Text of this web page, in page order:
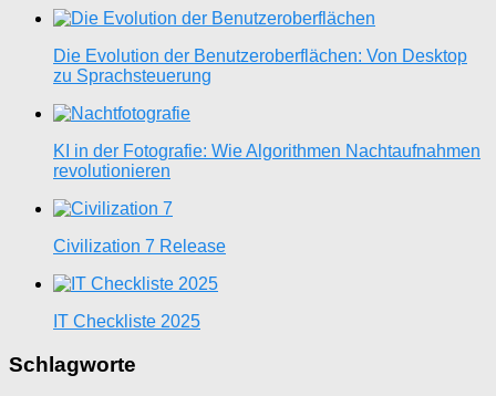
Die Evolution der Benutzeroberflächen: Von Desktop
zu Sprachsteuerung
KI in der Fotografie: Wie Algorithmen Nachtaufnahmen
revolutionieren
Civilization 7 Release
IT Checkliste 2025
Schlagworte